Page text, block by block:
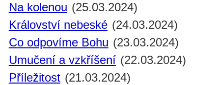
Na kolenou (25.03.2024)
Království nebeské (24.03.2024)
Co odpovíme Bohu (23.03.2024)
Umučení a vzkříšení (22.03.2024)
Příležitost (21.03.2024)